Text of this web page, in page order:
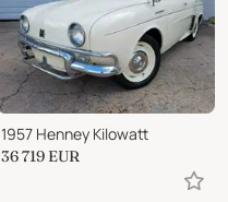
1957 Henney Kilowatt
36 719 EUR